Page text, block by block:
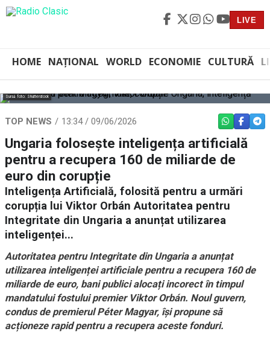
LIVE
HOME NAȚIONAL WORLD ECONOMIE CULTURĂ
Sursă foto: Shutterstock
TOP NEWS 13:34 / 09/06/2026 WHATSAPP
Ungaria folosește inteligența artificială
pentru a recupera 160 de miliarde de
euro din corupție
Inteligența Artificială, folosită pentru a urmări
corupția lui Viktor Orbán Autoritatea pentru
Integritate din Ungaria a anunțat utilizarea
inteligenței...
Autoritatea pentru Integritate din Ungaria a anunțat
utilizarea inteligenței artificiale pentru a recupera 160 de
miliarde de euro, bani publici alocați incorect în timpul
mandatului fostului premier Viktor Orbán. Noul guvern,
condus de premierul Péter Magyar, își propune să
acționeze rapid pentru a recupera aceste fonduri.